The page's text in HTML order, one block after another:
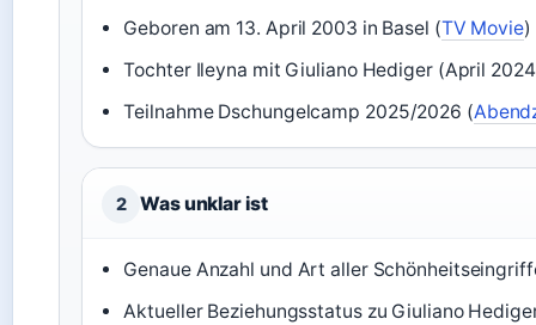
Geboren am 13. April 2003 in Basel (TV Movie)
Tochter Ileyna mit Giuliano Hediger (April
Teilnahme Dschungelcamp 2025/2026 (
2 Was unklar ist
Genaue Anzahl und Art aller
Aktueller Beziehungsstatus zu Giuliano